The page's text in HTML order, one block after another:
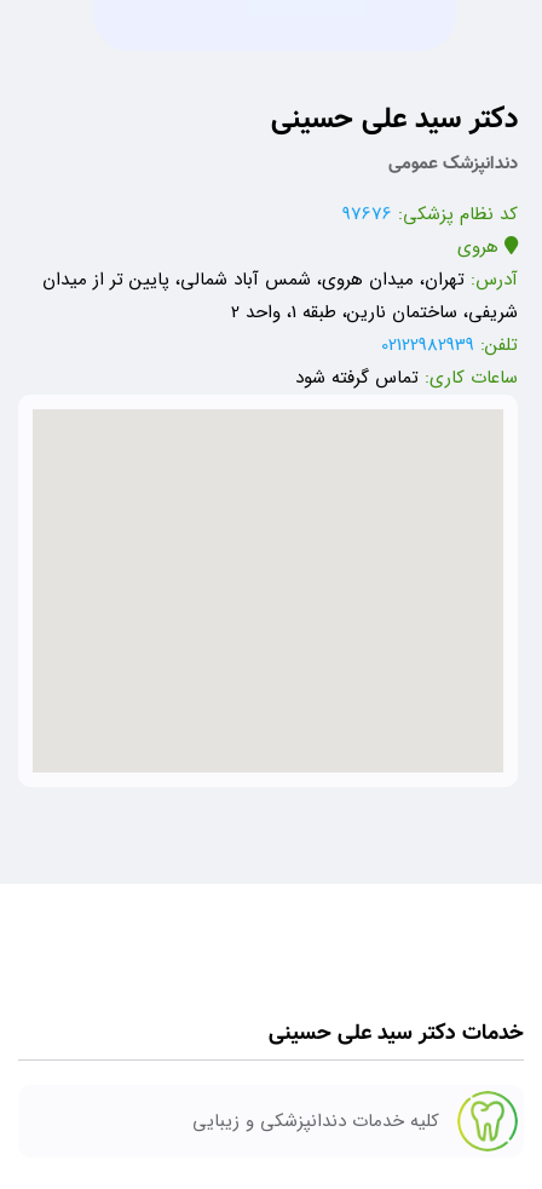
دکتر سید علی حسینی
دندانپزشک عمومی
کد نظام پزشکی: 97676
هروی
آدرس: تهران، میدان هروی، شمس آباد شمالی، پایین تر از میدان
شریفی، ساختمان نارین، طبقه 1، واحد 2
تلفن: 02122982939
ساعات کاری: تماس گرفته شود
خدمات دکتر سید علی حسینی
کلیه خدمات دندانپزشکی و زیبایی